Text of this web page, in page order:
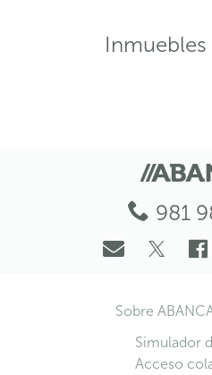
981
Sobre
Simulador
Acceso